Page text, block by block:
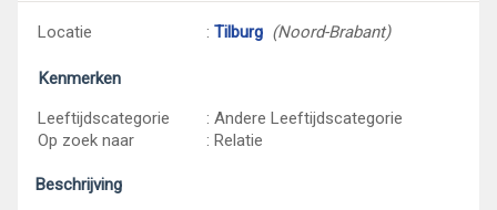
Locatie : Tilburg (Noord-Brabant)
Kenmerken
Leeftijdscategorie
: Andere Leeftijdscategorie
Op zoek naar
: Relatie
Beschrijving